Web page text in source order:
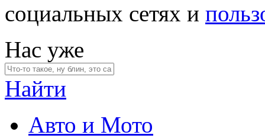
социальных сетях и
Нас уже
Найти
Авто и Мото